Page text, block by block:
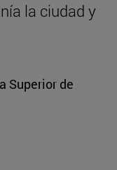
la ciudad y
Superior de